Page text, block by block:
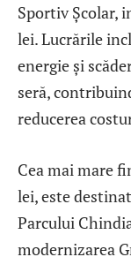
Sportiv Școlar,
lei. Lucrările
energie și
seră,
reducerea
Cea mai mare
lei, este
Parcului
modernizarea